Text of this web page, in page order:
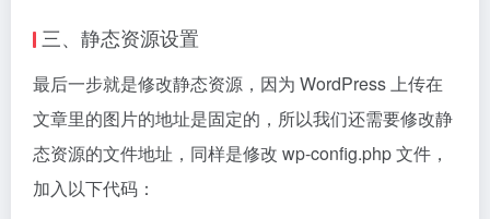
三、静态资源设置
最后一步就是修改静态资源，因为 WordPress 上传在
文章里的图片的地址是固定的，所以我们还需要修改静
态资源的文件地址，同样是修改 wp-config.php 文件，
加入以下代码：